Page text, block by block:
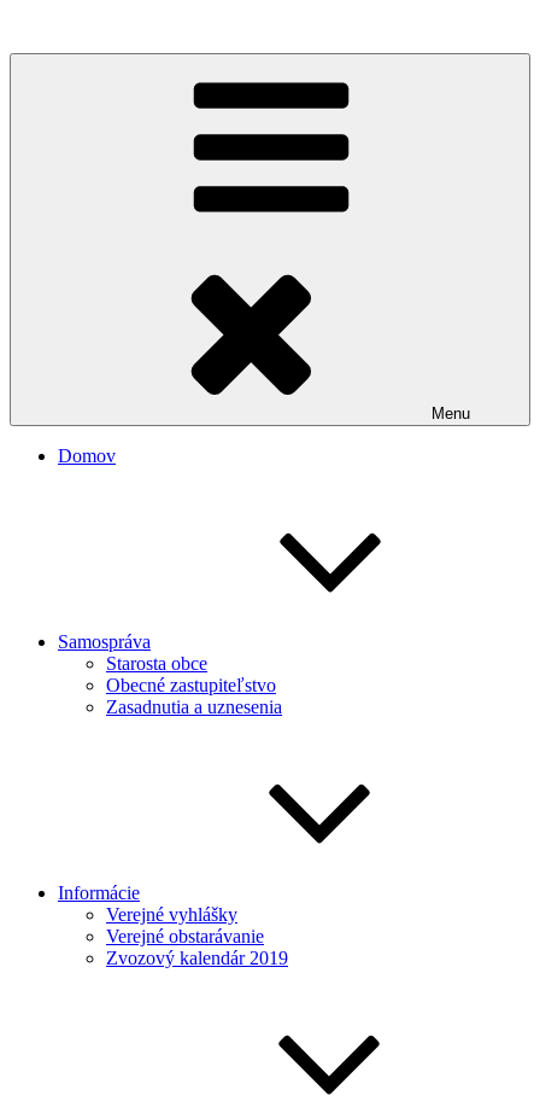
Menu
Domov
Samospráva
Starosta obce
Obecné zastupiteľstvo
Zasadnutia a uznesenia
Informácie
Verejné vyhlášky
Verejné obstarávanie
Zvozový kalendár 2019